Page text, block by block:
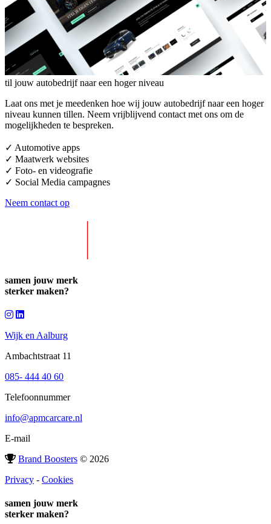
til jouw autobedrijf naar een hoger niveau
Laat ons met je meedenken hoe wij jouw autobedrijf naar een hoger
niveau kunnen tillen. Neem vrijblijvend contact met ons om de
mogelijkheden te bespreken.
✓ Automotive apps
✓ Maatwerk websites
✓ Foto- en videografie
✓ Social Media campagnes
Neem contact op
samen jouw merk
sterker maken?
Wijk en Aalburg
Ambachtstraat 11
085- 444 40 60
Telefoonnummer
info@apmcarcare.nl
E-mail
Brand Boosters © 2026
Privacy - Cookies
samen jouw merk
sterker maken?